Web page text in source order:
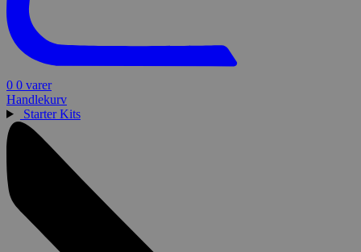
0 0 varer
Handlekurv
Starter Kits